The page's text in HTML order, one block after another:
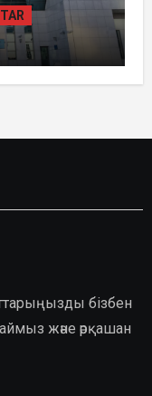
бізбен
және әрқашан